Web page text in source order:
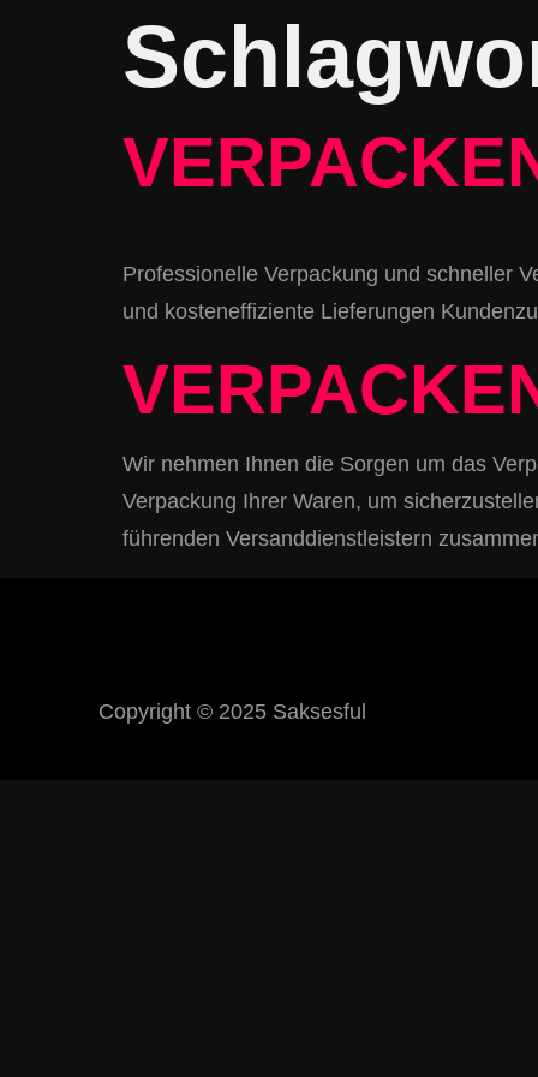
Professionelle Verpackung und schneller
und kosteneffiziente Lieferungen
Wir nehmen Ihnen die Sorgen um das
Verpackung Ihrer Waren, um
führenden Versanddienstleistern
Copyright © 2025 Saksesful